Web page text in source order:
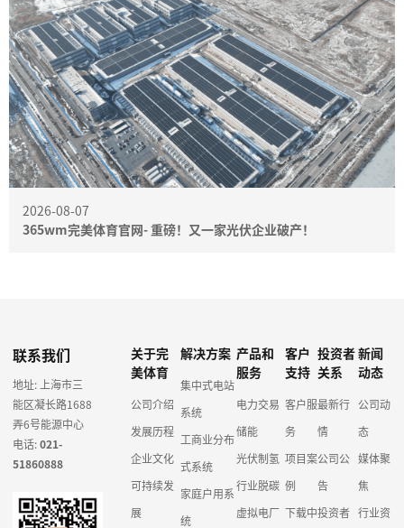
2026-08-07
365wm完美体育官网- 重磅！又一家光伏企业破产！
联系我们
地址: 上海市三
能区凝长路1688
弄6号能源中心
电话:021-
51860888
关于完
美体育
公司介绍
发展历程
企业文化
可持续发
展
解决方案
集中式电站
系统
工商业分布
式系统
家庭户用系
统
产品和
服务
电力交易
储能
光伏制氢
行业脱碳
虚拟电厂
客户
支持
客户服
务
项目案
例
下载中
投资者
关系
最新行
情
公司公
告
投资者
新闻
动态
公司动
态
媒体聚
焦
行业资